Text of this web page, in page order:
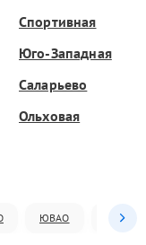
Спортивная
Юго-Западная
Саларьево
Ольховая
ЮВАО ЮАО